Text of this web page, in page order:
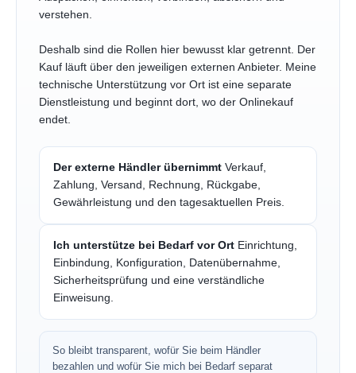
verstehen.
Deshalb sind die Rollen hier bewusst klar getrennt. Der
Kauf läuft über den jeweiligen externen Anbieter. Meine
technische Unterstützung vor Ort ist eine separate
Dienstleistung und beginnt dort, wo der Onlinekauf
endet.
Der externe Händler übernimmt Verkauf,
Zahlung, Versand, Rechnung, Rückgabe,
Gewährleistung und den tagesaktuellen Preis.
Ich unterstütze bei Bedarf vor Ort Einrichtung,
Einbindung, Konfiguration, Datenübernahme,
Sicherheitsprüfung und eine verständliche
Einweisung.
So bleibt transparent, wofür Sie beim Händler
bezahlen und wofür Sie mich bei Bedarf separat